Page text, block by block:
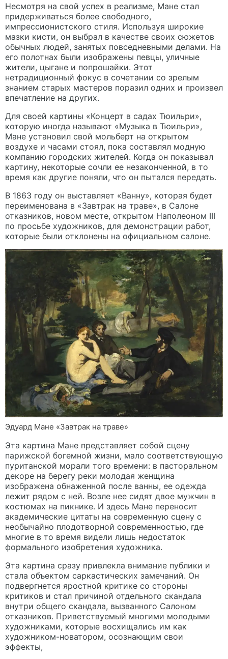
Несмотря на свой успех в реализме, Мане стал
придерживаться более свободного,
импрессионистского стиля. Используя широкие
мазки кисти, он выбрал в качестве своих сюжетов
обычных людей, занятых повседневными делами. На
его полотнах были изображены певцы, уличные
жители, цыгане и попрошайки. Этот
нетрадиционный фокус в сочетании со зрелым
знанием старых мастеров поразил одних и произвел
впечатление на других.
Для своей картины «Концерт в садах Тюильри»,
которую иногда называют «Музыка в Тюильри»,
Мане установил свой мольберт на открытом
воздухе и часами стоял, пока составлял модную
компанию городских жителей. Когда он показывал
картину, некоторые сочли ее незаконченной, в то
время как другие поняли, что он пытался передать.
В 1863 году он выставляет «Ванну», которая будет
переименована в «Завтрак на траве», в Салоне
отказников, новом месте, открытом Наполеоном III
по просьбе художников, для демонстрации работ,
которые были отклонены на официальном салоне.
Эдуард Мане «Завтрак на траве»
Эта картина Мане представляет собой сцену
парижской богемной жизни, мало соответствующую
пуританской морали того времени: в пасторальном
декоре на берегу реки молодая женщина
изображена обнаженной после ванны, ее одежда
лежит рядом с ней. Возле нее сидят двое мужчин в
костюмах на пикнике. И здесь Мане переносит
академические цитаты на современную сцену с
необычайно плодотворной современностью, где
многие в то время видели лишь недостаток
формального изобретения художника.
Эта картина сразу привлекла внимание публики и
стала объектом саркастических замечаний. Он
подвергнется яростной критике со стороны
критиков и стал причиной отдельного скандала
внутри общего скандала, вызванного Салоном
отказников. Приветствуемый многими молодыми
художниками, которые восхищались им как
художником-новатором, осознающим свои
эффекты,